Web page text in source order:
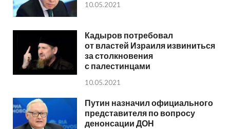
10.05.2021
Кадыров потребовал
от властей Израиля извиниться
за столкновения
с палестинцами
10.05.2021
Путин назначил официального
представителя по вопросу
денонсации ДОН